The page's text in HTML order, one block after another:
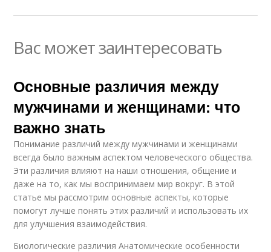
Вас может заинтересовать
Основные различия между
мужчинами и женщинами: что
важно знать
Понимание различий между мужчинами и женщинами
всегда было важным аспектом человеческого общества.
Эти различия влияют на наши отношения, общение и
даже на то, как мы воспринимаем мир вокруг. В этой
статье мы рассмотрим основные аспекты, которые
помогут лучше понять этих различий и использовать их
для улучшения взаимодействия.
Биологические различия Анатомические особенности